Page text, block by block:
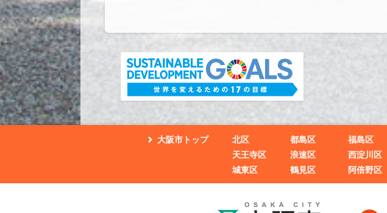
大阪市トップ 北区 都島区 福島区
天王寺区
浪速区 西淀川区
城東区
鶴見区 阿倍野区